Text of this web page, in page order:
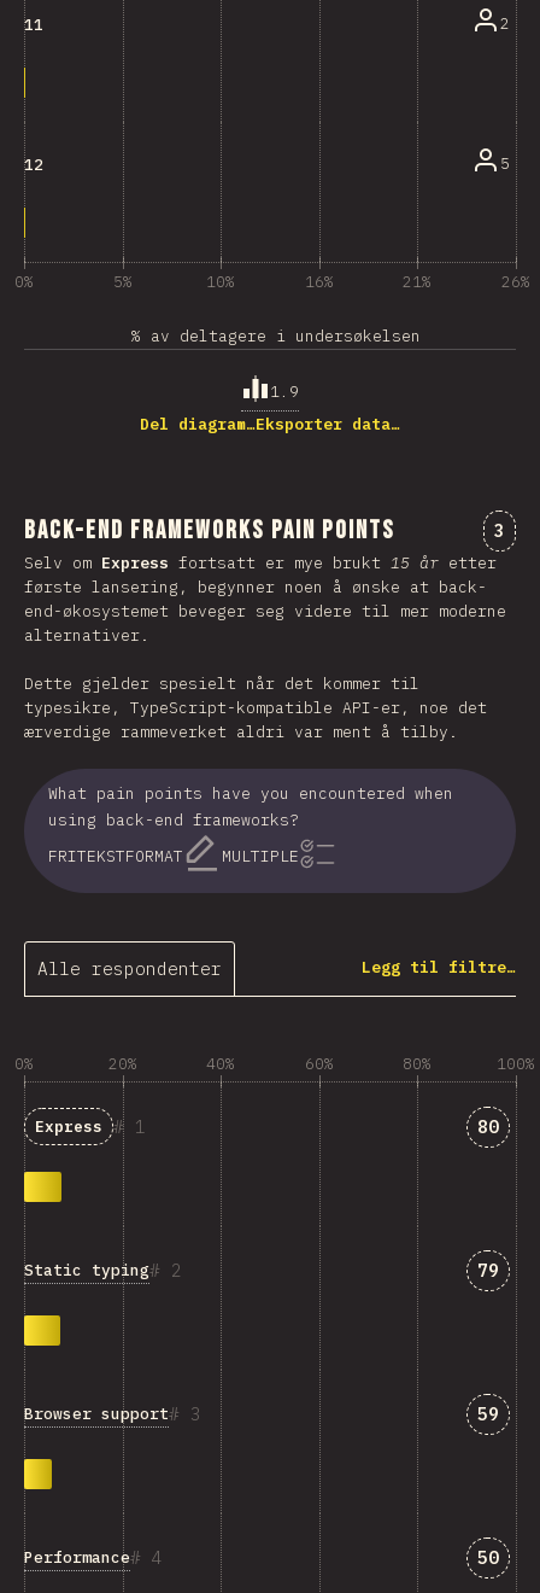
11 2
12 5
0% 5% 10% 16% 21% 26%
% av deltagere i undersøkelsen
1.9
Del diagram…Eksporter data…
Back-end Frameworks Pain Points 3
Selv om Express fortsatt er mye brukt 15 år etter
første lansering, begynner noen å ønske at back-
end-økosystemet beveger seg videre til mer moderne
alternativer.
Dette gjelder spesielt når det kommer til
typesikre, TypeScript-kompatible API-er, noe det
ærverdige rammeverket aldri var ment å tilby.
What pain points have you encountered when
using back-end frameworks?
FRITEKSTFORMAT
MULTIPLE
Alle respondenter Legg til filtre…
0% 20% 40% 60% 80% 100%
1
Express Svar
80
2
Static typing Svar
79
3
Browser support Svar
59
4
Performance Svar
50